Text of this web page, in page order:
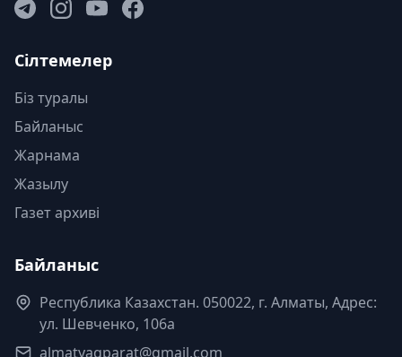
Сілтемелер
Біз туралы
Байланыс
Жарнама
Жазылу
Газет архиві
Байланыс
Республика Казахстан. 050022, г. Алматы, Адрес:
ул. Шевченко, 106а
almatyaqparat@gmail.com